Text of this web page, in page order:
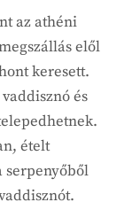
az athéni
elől
keresett.
és
ételt
serpenyőből